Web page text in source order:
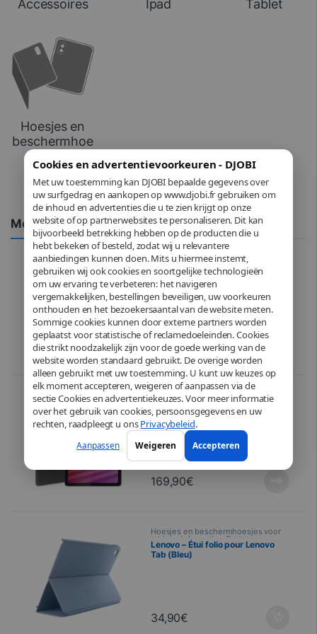
Cookies en advertentievoorkeuren - DJOBI
Met uw toestemming kan DJOBI bepaalde gegevens over
uw surfgedrag en aankopen op www.djobi.fr gebruiken om
de inhoud en advertenties die u te zien krijgt op onze
website of op partnerwebsites te personaliseren. Dit kan
bijvoorbeeld betrekking hebben op de producten die u
hebt bekeken of besteld, zodat wij u relevantere
aanbiedingen kunnen doen. Mits u hiermee instemt,
gebruiken wij ook cookies en soortgelijke technologieën
om uw ervaring te verbeteren: het navigeren
vergemakkelijken, bestellingen beveiligen, uw voorkeuren
onthouden en het bezoekersaantal van de website meten.
Sommige cookies kunnen door externe partners worden
geplaatst voor statistische of reclamedoeleinden. Cookies
die strikt noodzakelijk zijn voor de goede werking van de
website worden standaard gebruikt. De overige worden
alleen gebruikt met uw toestemming. U kunt uw keuzes op
elk moment accepteren, weigeren of aanpassen via de
sectie Cookies en advertentiekeuzes. Voor meer informatie
over het gebruik van cookies, persoonsgegevens en uw
rechten, raadpleegt u onsPrivacybeleid.
Aanpassen Weigeren Accepteren
Accessoires Ipad Tablet
Hoesjes en
beschermhoe
sjes voor
tablets
Meilleures ventes
Informatica,Tablet,Tablets
Samsung Galaxy Tab A9+ 11″
(27,9 cm) – 64 Go – Wi-Fi –
Anthracite
299,00€
Informatica, Tablet,Tablets
Lenovo Tab (4GB 64GB) (Wifi)
10,1″ (25,65 cm) – Luna Grey
169,90€
Hoesjes en beschermhoesjes voor
tablets Informatica Tablets
Lenovo – Étui folio pour Lenovo
Tab (Bleu)
34,90€